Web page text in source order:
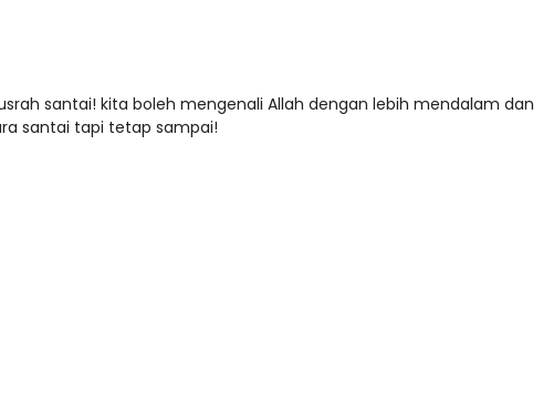
santai! kita boleh mengenali Allah dengan lebih mendalam dan
santai tapi tetap sampai!